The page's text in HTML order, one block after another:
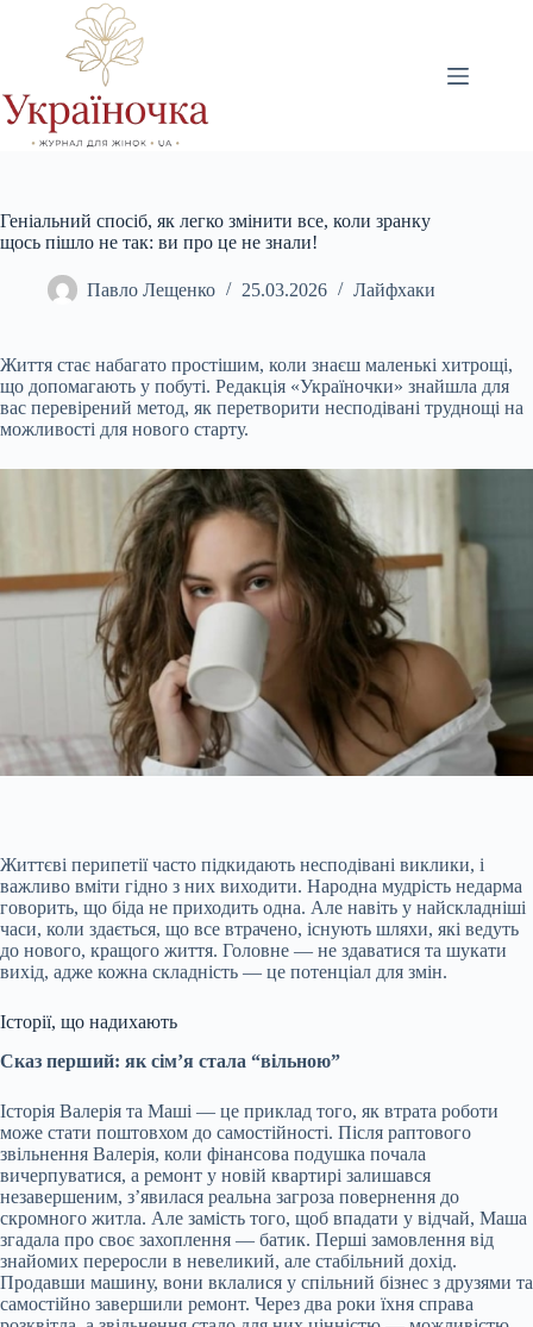
Геніальний спосіб, як легко змінити все, коли зранку
щось пішло не так: ви про це не знали!
Павло Лещенко 25.03.2026 Лайфхаки
Життя стає набагато простішим, коли знаєш маленькі хитрощі,
що допомагають у побуті. Редакція «Україночки» знайшла для
вас перевірений метод, як перетворити несподівані труднощі на
можливості для нового старту.
Життєві перипетії часто підкидають несподівані виклики, і
важливо вміти гідно з них виходити. Народна мудрість недарма
говорить, що біда не приходить одна. Але навіть у найскладніші
часи, коли здається, що все втрачено, існують шляхи, які ведуть
до нового, кращого життя. Головне — не здаватися та шукати
вихід, адже кожна складність — це потенціал для змін.
Історії, що надихають
Сказ перший: як сім’я стала “вільною”
Історія Валерія та Маші — це приклад того, як втрата роботи
може стати поштовхом до самостійності. Після раптового
звільнення Валерія, коли фінансова подушка почала
вичерпуватися, а ремонт у новій квартирі залишався
незавершеним, з’явилася реальна загроза повернення до
скромного житла. Але замість того, щоб впадати у відчай, Маша
згадала про своє захоплення — батик. Перші замовлення від
знайомих переросли в невеликий, але стабільний дохід.
Продавши машину, вони вклалися у спільний бізнес з друзями та
самостійно завершили ремонт. Через два роки їхня справа